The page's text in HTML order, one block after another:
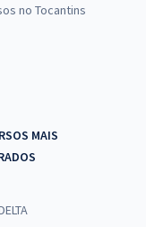
no Tocantins
MAIS